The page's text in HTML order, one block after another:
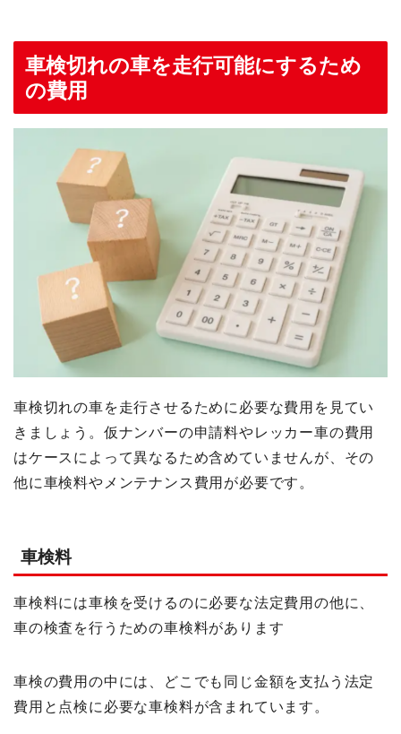
車検切れの車を走行可能にするため
の費用
車検切れの車を走行させるために必要な費用を見てい
きましょう。仮ナンバーの申請料やレッカー車の費用
はケースによって異なるため含めていませんが、その
他に車検料やメンテナンス費用が必要です。
車検料
車検料には車検を受けるのに必要な法定費用の他に、
車の検査を行うための車検料があります
車検の費用の中には、どこでも同じ金額を支払う法定
費用と点検に必要な車検料が含まれています。